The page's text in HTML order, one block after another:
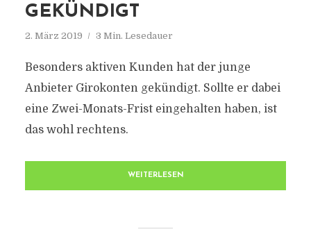
GEKÜNDIGT
2. März 2019 3 Min. Lesedauer
Besonders aktiven Kunden hat der junge
Anbieter Girokonten gekündigt. Sollte er dabei
eine Zwei-Monats-Frist eingehalten haben, ist
das wohl rechtens.
WEITERLESEN